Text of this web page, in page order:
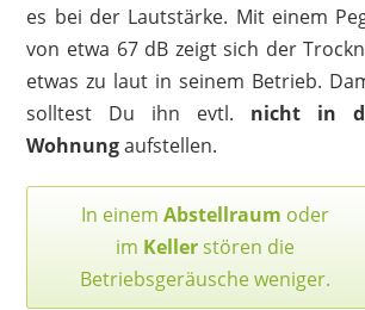
es bei der Lautstärke. Mit einem
von etwa 67 dB zeigt sich der
etwas zu laut in seinem Betrieb.
solltest Du ihn evtl. nicht in
Wohnungaufstellen.
In einemAbstellraum oder
im Kellerstören die
Betriebsgeräusche weniger.